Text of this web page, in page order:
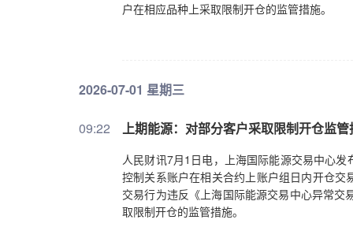
户在相应品种上采取限制开仓的监管措施。
2026-07-01 星期三
09:22 上期能源：对部分客户采取限制开仓监管
人民财讯7月1日电，上海国际能源交易中心
控制关系账户在相关合约上账户组日内开仓
交易行为违反《上海国际能源交易中心异常
取限制开仓的监管措施。